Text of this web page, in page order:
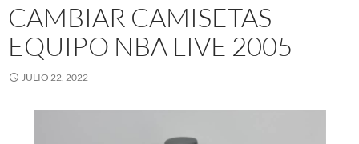
CAMBIAR CAMISETAS
EQUIPO NBA LIVE 2005
JULIO 22, 2022